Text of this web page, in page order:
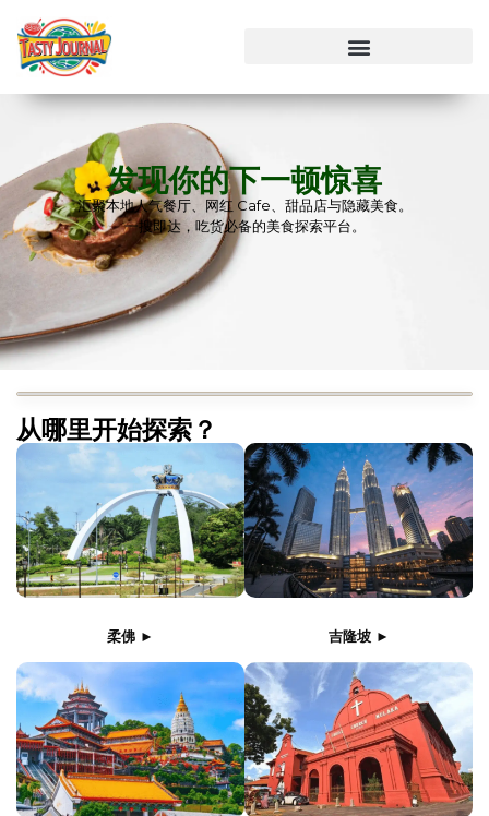
发现你的下一顿惊喜
汇聚本地人气餐厅、网红 Cafe、甜品店与隐藏美食。
一搜即达，吃货必备的美食探索平台。
从哪里开始探索？
柔佛 ► 吉隆坡 ►